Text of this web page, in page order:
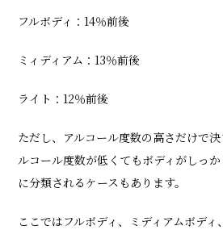
フルボディ：14％前後
ミィディアム：13％前後
ライト：12％前後
ただし、アルコール度数の高さだけで
ルコール度数が低くてもボディがしっ
に分類されるケースもあります。
ここではフルボディ、ミディアムボデ